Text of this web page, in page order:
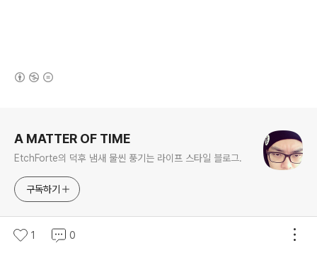
A MATTER OF TIME
EtchForte의 덕후 냄새 물씬 풍기는 라이프 스타일 블로그.
구독하기
1 0